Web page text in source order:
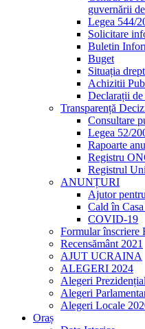
guvernării
Legea 544/
Solicitare
Buletin
Buget
Situația
Achizitii
Declarații de
Transparență
Consultare
Legea 52/
Rapoarte
Registru
Registrul
ANUNȚURI
Ajutor
Cald în Casa
COVID-19
Formular înscriere
Recensământ 2021
AJUT UCRAINA
ALEGERI 2024
Alegeri
Alegeri
Alegeri Locale
Oraș